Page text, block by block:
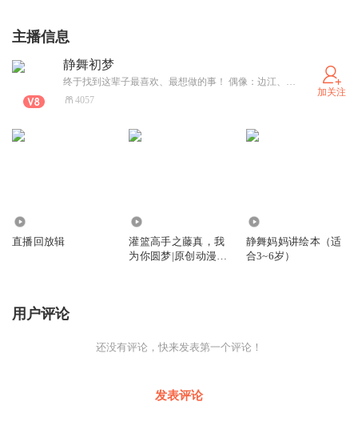
主播信息
静舞初梦
终于找到这辈子最喜欢、最想做的事！ 偶像：边江、诹访部顺一、高桥直纯等大神 喜马拉雅新晋全职主播，声线较高，可萌可御，擅长萝莉音、少女音，演播方向：童话故事、动漫网文、青春校园、都市言情。代表作：《藤真，我为你圆梦》
4057
加关注
直播回放辑
灌篮高手之藤真，我
为你圆梦|原创动漫网
静舞妈妈讲绘本（适
合3~6岁）
用户评论
还没有评论，快来发表第一个评论！
发表评论